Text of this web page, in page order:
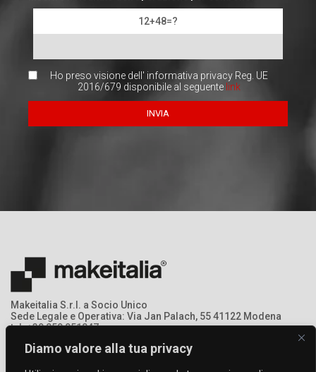
Diamo valore alla tua privacy
12+48=?
Ho preso visione dell' informativa privacy Reg. UE
2016/679 disponibile al seguente link
Makeitalia S.r.l. a Socio Unico
Sede Legale e Operativa: Via Jan Palach, 55 41122 Modena
tel: +39 059 951047
P.IVA:03213690369 - Registro Imprese: MO – 368378